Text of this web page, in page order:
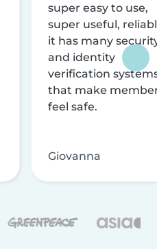
super easy to use,
super useful,
it has many
and identity
verification
that make
feel safe.
Giovanna